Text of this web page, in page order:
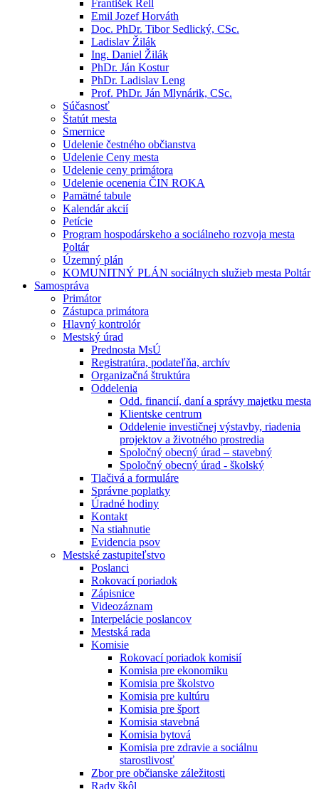
František Rell
Emil Jozef Horváth
Doc. PhDr. Tibor Sedlický, CSc.
Ladislav Žilák
Ing. Daniel Žilák
PhDr. Ján Kostur
PhDr. Ladislav Leng
Prof. PhDr. Ján Mlynárik, CSc.
Súčasnosť
Štatút mesta
Smernice
Udelenie čestného občianstva
Udelenie Ceny mesta
Udelenie ceny primátora
Udelenie ocenenia ČIN ROKA
Pamätné tabule
Kalendár akcií
Petície
Program hospodárskeho a sociálneho rozvoja mesta
Poltár
Územný plán
KOMUNITNÝ PLÁN sociálnych služieb mesta Poltár
Samospráva
Primátor
Zástupca primátora
Hlavný kontrolór
Mestský úrad
Prednosta MsÚ
Registratúra, podateľňa, archív
Organizačná štruktúra
Oddelenia
Odd. financií, daní a správy majetku mesta
Klientske centrum
Oddelenie investičnej výstavby, riadenia
projektov a životného prostredia
Spoločný obecný úrad – stavebný
Spoločný obecný úrad - školský
Tlačivá a formuláre
Správne poplatky
Úradné hodiny
Kontakt
Na stiahnutie
Evidencia psov
Mestské zastupiteľstvo
Poslanci
Rokovací poriadok
Zápisnice
Videozáznam
Interpelácie poslancov
Mestská rada
Komisie
Rokovací poriadok komisií
Komisia pre ekonomiku
Komisia pre školstvo
Komisia pre kultúru
Komisia pre šport
Komisia stavebná
Komisia bytová
Komisia pre zdravie a sociálnu
starostlivosť
Zbor pre občianske záležitosti
Rady škôl